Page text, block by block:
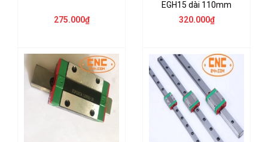
275.000₫
EGH15 dài 110mm
320.000₫